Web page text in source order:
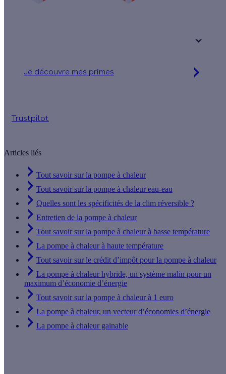
Je découvre mes primes
Trustpilot
Articles liés
Tout savoir sur la pompe à chaleur
Tout savoir sur la pompe à chaleur eau-eau
Quelles sont les spécificités de la clim réversible ?
Entretien de la pompe à chaleur
Tout savoir sur la pompe à chaleur à basse température
La pompe à chaleur à haute température
Tout savoir sur le crédit d’impôt pour la pompe à chaleur
La pompe à chaleur hybride, un système malin pour un
maximum d’économie d’énergie
Tout savoir sur la pompe à chaleur à 1 euro
La pompe à chaleur, un vecteur d’économies d’énergie
La pompe à chaleur gainable